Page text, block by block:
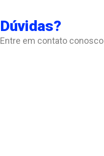
Dúvidas?
Entre em contato conosco